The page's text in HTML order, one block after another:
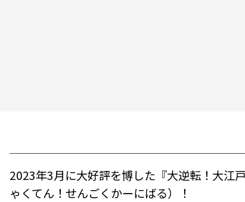
2023年3月に大好評を博した『大逆転！大江
ゃくてん！せんごくかーにばる）！